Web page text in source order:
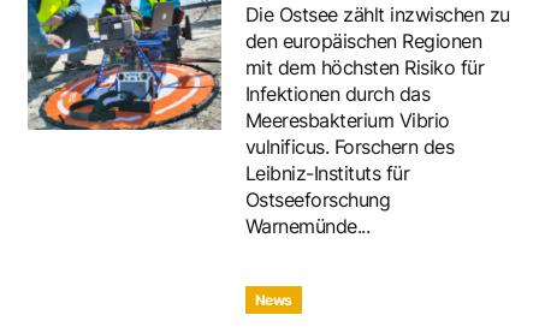
Die Ostsee zählt inzwischen zu
den europäischen Regionen
mit dem höchsten Risiko für
Infektionen durch das
Meeresbakterium Vibrio
vulnificus. Forschern des
Leibniz-Instituts für
Ostseeforschung
Warnemünde...
News